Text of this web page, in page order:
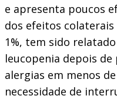
e apresenta poucos
dos efeitos colaterais
1%, tem sido
leucopenia depois de
alergias em menos
necessidade de